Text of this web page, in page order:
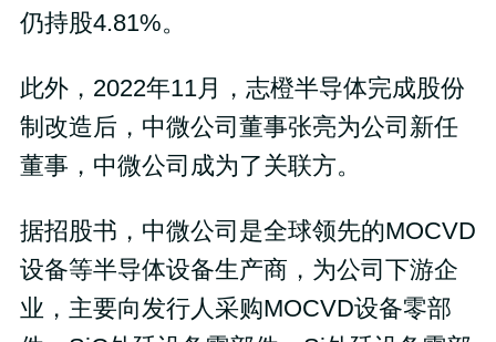
仍持股4.81%。
此外，2022年11月，志橙半导体完成股份
制改造后，中微公司董事张亮为公司新任
董事，中微公司成为了关联方。
据招股书，中微公司是全球领先的MOCVD
设备等半导体设备生产商，为公司下游企
业，主要向发行人采购MOCVD设备零部